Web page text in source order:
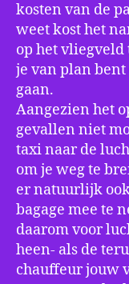
kosten van de
weet kost het
op het vliegveld
je van plan
gaan.
Aangezien het
gevallen niet
taxi naar de
om je weg te
er natuurlijk
bagage mee te
daarom voor
heen- als de
chauffeur jouw